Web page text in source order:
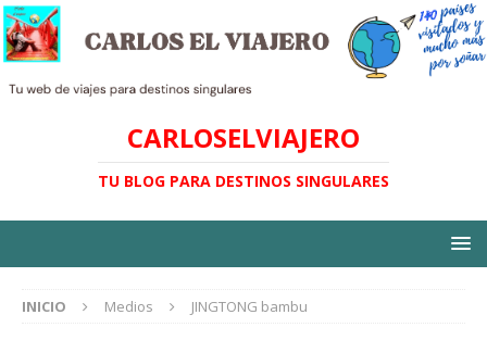
CARLOSELVIAJERO
TU BLOG PARA DESTINOS SINGULARES
INICIO Medios JINGTONG bambu